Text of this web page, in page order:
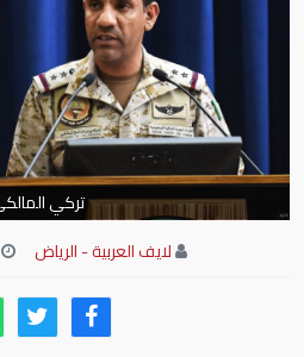
تركي
لايف العربية - الرياض